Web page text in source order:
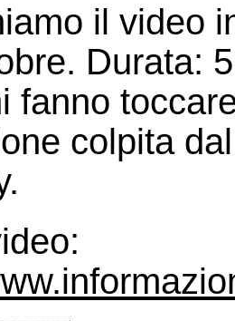
il video
Durata:
fanno
colpita